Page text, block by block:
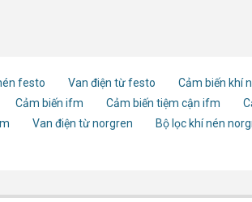
festo Van điện từ festo Cảm biến khí
Cảm biến ifm Cảm biến tiệm cận ifm
Van điện từ norgren Bộ lọc khí nén